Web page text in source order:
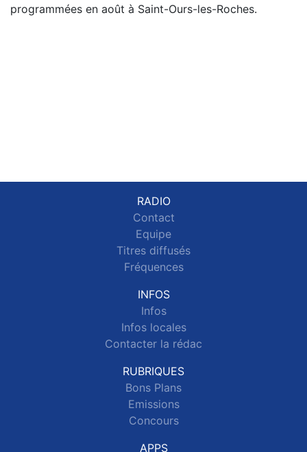
programmées en août à Saint-Ours-les-Roches.
RADIO
Contact
Equipe
Titres diffusés
Fréquences
INFOS
Infos
Infos locales
Contacter la rédac
RUBRIQUES
Bons Plans
Emissions
Concours
APPS